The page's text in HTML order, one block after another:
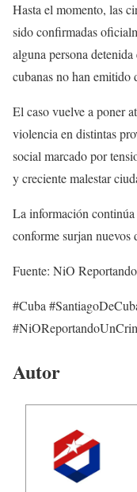
Hasta el momento, las
sido confirmadas
alguna persona
cubanas no han emitido
El caso vuelve a poner
violencia en distintas
social marcado por
y creciente malestar
La información
conforme surjan nuevos
Fuente: NiO
#Cuba
Autor